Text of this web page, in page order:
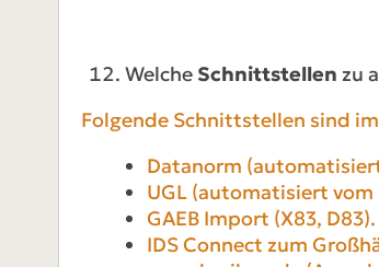
Welche Schnittstellen zu
Folgende Schnittstellen sind
Datanorm
UGL (automatisiert
GAEB Import (X83, D83).
IDS Connect zum